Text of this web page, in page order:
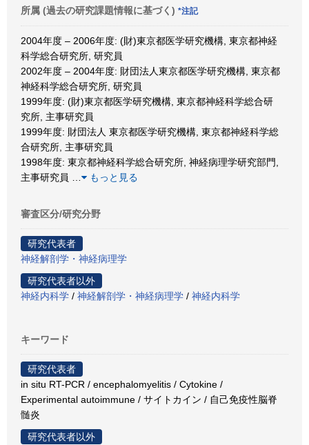
所属 (過去の研究課題情報に基づく) *注記
2004年度 – 2006年度: (財)東京都医学研究機構, 東京都神経
科学総合研究所, 研究員
2002年度 – 2004年度: 財団法人東京都医学研究機構, 東京都
神経科学総合研究所, 研究員
1999年度: (財)東京都医学研究機構, 東京都神経科学総合研
究所, 主事研究員
1999年度: 財団法人 東京都医学研究機構, 東京都神経科学総
合研究所, 主事研究員
1998年度: 東京都神経科学総合研究所, 神経病理学研究部門,
主事研究員
もっと見る
審査区分/研究分野
研究代表者
神経解剖学・神経病理学
研究代表者以外
神経内科学 / 神経解剖学・神経病理学 / 神経内科学
キーワード
研究代表者
in situ RT-PCR / encephalomyelitis / Cytokine /
Experimental autoimmune / サイトカイン / 自己免疫性脳脊
髄炎
研究代表者以外